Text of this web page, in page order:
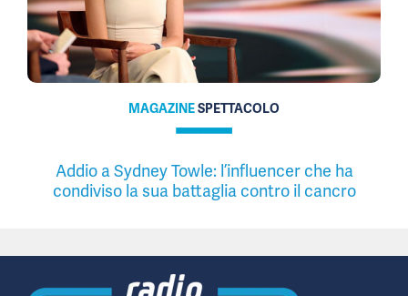
MAGAZINESPETTACOLO
Addio a Sydney Towle: l’influencer che ha
condiviso la sua battaglia contro il cancro